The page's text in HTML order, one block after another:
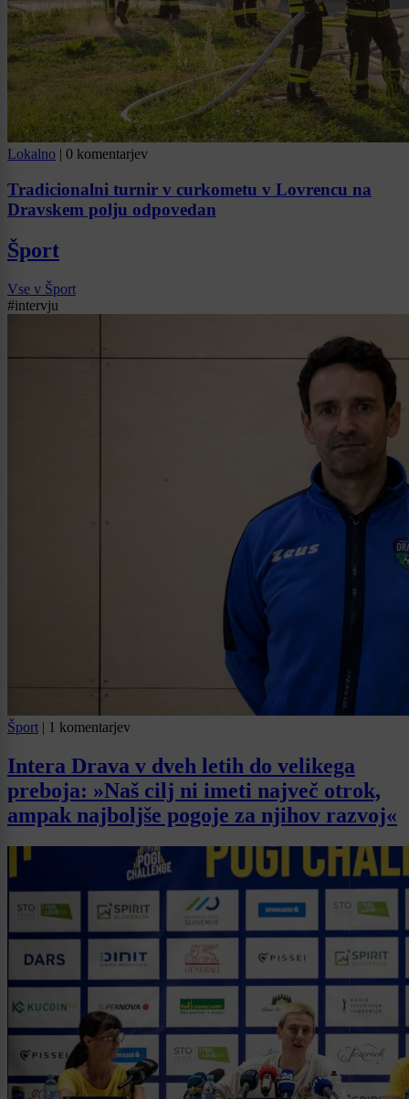
Lokalno | 0 komentarjev
Tradicionalni turnir v curkometu v Lovrencu na
Dravskem polju odpovedan
Šport
Vse v Šport
#intervju
Šport | 1 komentarjev
Intera Drava v dveh letih do velikega
preboja: »Naš cilj ni imeti največ otrok,
ampak najboljše pogoje za njihov razvoj«